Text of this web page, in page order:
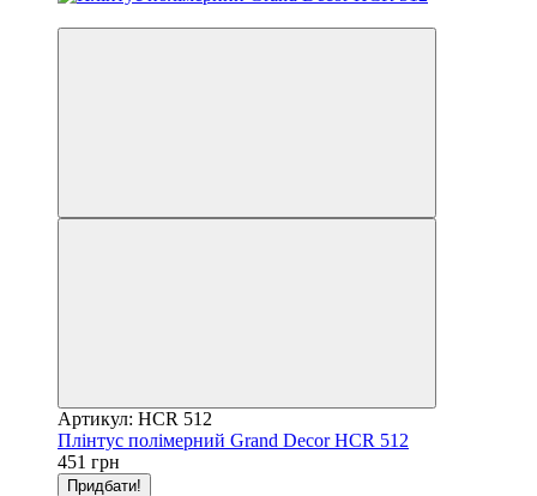
Артикул: HCR 512
Плінтус полімерний Grand Decor HCR 512
451 грн
Придбати!